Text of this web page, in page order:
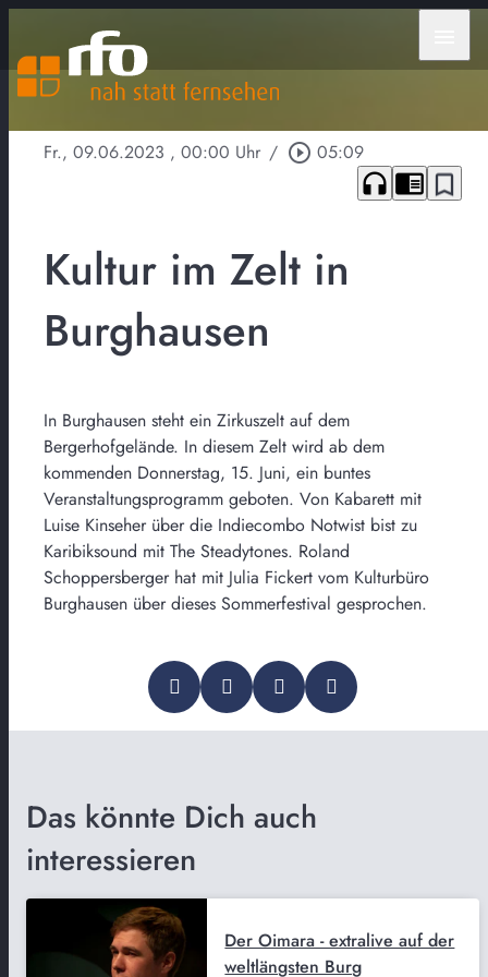
Fr., 09.06.2023 , 00:00 Uhr / play_circle_outline 05:09
headphones chrome_reader_mode bookmark_border
Kultur im Zelt in
Burghausen
In Burghausen steht ein Zirkuszelt auf dem
Bergerhofgelände. In diesem Zelt wird ab dem
kommenden Donnerstag, 15. Juni, ein buntes
Veranstaltungsprogramm geboten. Von Kabarett mit
Luise Kinseher über die Indiecombo Notwist bist zu
Karibiksound mit The Steadytones. Roland
Schoppersberger hat mit Julia Fickert vom Kulturbüro
Burghausen über dieses Sommerfestival gesprochen.
Das könnte Dich auch
interessieren
Der Oimara - extralive auf der
weltlängsten Burg